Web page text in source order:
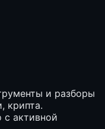
и разборы
крипта.
с активной